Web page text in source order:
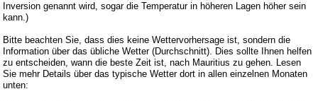
Inversion genannt wird, sogar die Temperatur in höheren Lagen höher sein
kann.)
Bitte beachten Sie, dass dies keine Wettervorhersage ist, sondern die
Information über das übliche Wetter (Durchschnitt). Dies sollte Ihnen helfen
zu entscheiden, wann die beste Zeit ist, nach Mauritius zu gehen. Lesen
Sie mehr Details über das typische Wetter dort in allen einzelnen Monaten
unten: